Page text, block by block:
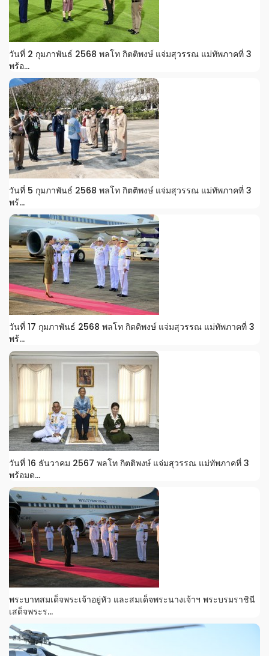
วันที่ 2 กุมภาพันธ์ 2568 พลโท กิตติพงษ์ แจ่มสุวรรณ แม่ทัพภาคที่ 3
พร้อ...
วันที่ 5 กุมภาพันธ์ 2568 พลโท กิตติพงษ์ แจ่มสุวรรณ แม่ทัพภาคที่ 3
พร้...
วันที่ 17 กุมภาพันธ์ 2568 พลโท กิตติพงษ์ แจ่มสุวรรณ แม่ทัพภาคที่ 3
พร้...
วันที่ 16 ธันวาคม 2567 พลโท กิตติพงษ์ แจ่มสุวรรณ แม่ทัพภาคที่ 3
พร้อมด...
พระบาทสมเด็จพระเจ้าอยู่หัว และสมเด็จพระนางเจ้าฯ พระบรมราชินี
เสด็จพระร...